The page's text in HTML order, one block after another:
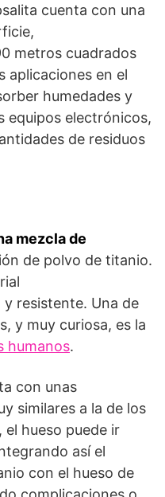
cuenta con una
metros cuadrados
aplicaciones en el
humedades y
equipos electrónicos,
de residuos
mezcla de
de polvo de titanio.
resistente. Una de
y muy curiosa, es la
humanos.
con unas
similares a la de los
el hueso puede ir
así el
con el hueso de